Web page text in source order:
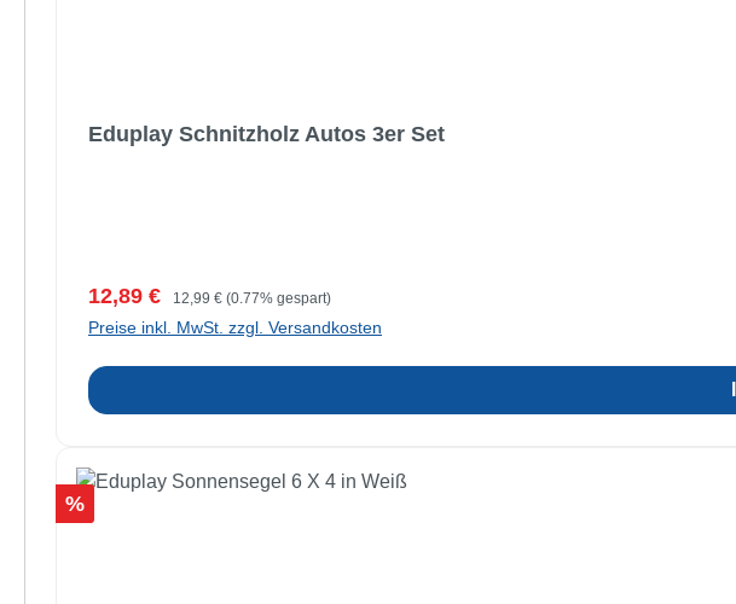
Eduplay Schnitzholz Autos 3er Set
Verkaufspreis:
12,89 € Regulärer Preis:
12,99 € (0.77% gespart)
Preise inkl. MwSt. zzgl. Versandkosten
Rabatt
%